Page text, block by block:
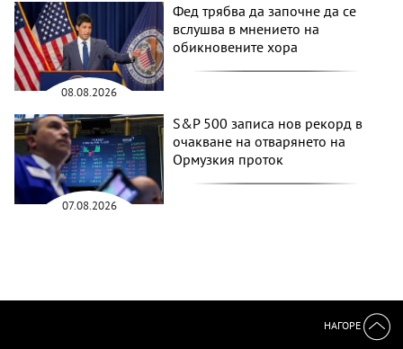
08.08.2026
Фед трябва да започне да се
вслушва в мнението на
обикновените хора
07.08.2026
S&P 500 записа нов рекорд в
очакване на отварянето на
Ормузкия проток
НАГОРЕ